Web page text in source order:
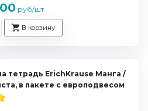
руб/шт
В корзину
тетрадь ErichKrause Манга /
в пакете с европодвесом